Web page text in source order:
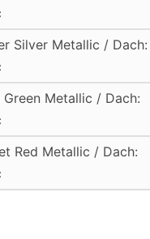
Silver Metallic / Dach:
Metallic / Dach:
Red Metallic / Dach: